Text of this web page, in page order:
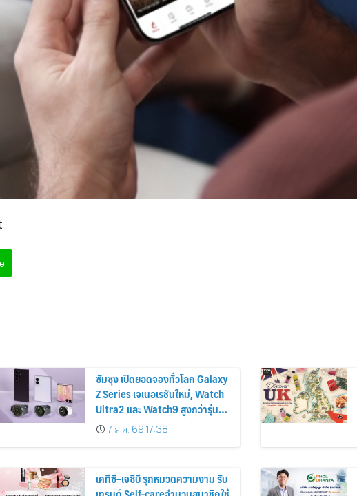
ซัมซุง เปิดยอดจองทั่วโลก Galaxy
Z Series เจเนอเรชันใหม่, Watch
Ultra2 และ Watch9 สูงกว่ารุ่น
ก่อนหน้ากว่า 30%
7 ส.ค. 69 17:38
เคทีซี–เจซีบี รุกหมวดความงาม รับ